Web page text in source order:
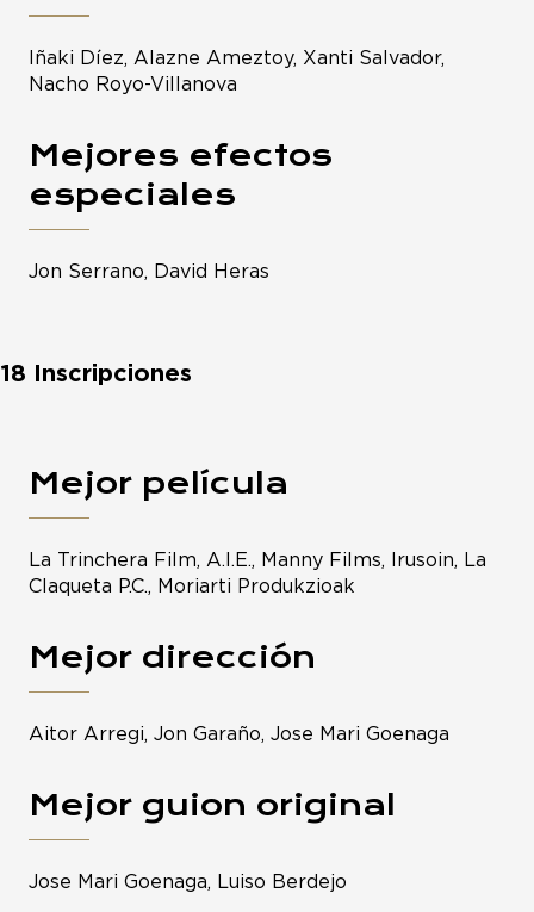
Iñaki Díez, Alazne Ameztoy, Xanti Salvador,
Nacho Royo-Villanova
Mejores efectos
especiales
Jon Serrano, David Heras
18 Inscripciones
Mejor película
La Trinchera Film, A.I.E., Manny Films, Irusoin, La
Claqueta P.C., Moriarti Produkzioak
Mejor dirección
Aitor Arregi, Jon Garaño, Jose Mari Goenaga
Mejor guion original
Jose Mari Goenaga, Luiso Berdejo